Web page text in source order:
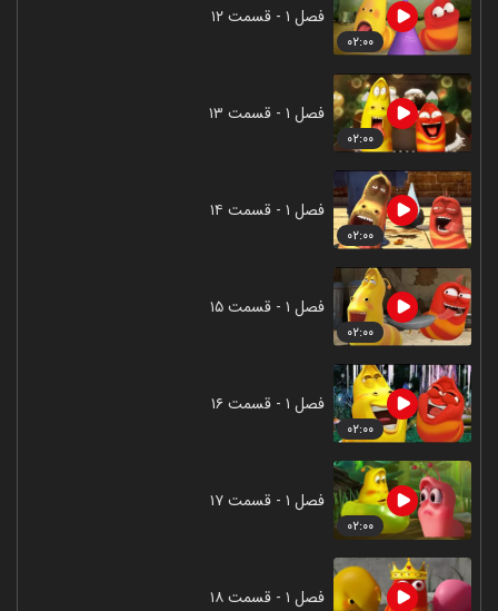
۰۲:۰۰
فصل ۱ - قسمت ۱۲
۰۲:۰۰
فصل ۱ - قسمت ۱۳
۰۲:۰۰
فصل ۱ - قسمت ۱۴
۰۲:۰۰
فصل ۱ - قسمت ۱۵
۰۲:۰۰
فصل ۱ - قسمت ۱۶
۰۲:۰۰
فصل ۱ - قسمت ۱۷
فصل ۱ - قسمت ۱۸